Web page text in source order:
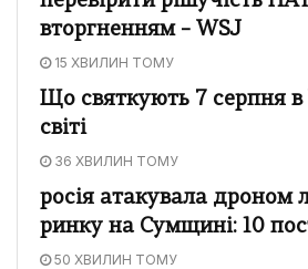
вторгненням – WSJ
15 ХВИЛИН ТОМУ
Що святкують 7 серпня в
світі
36 ХВИЛИН ТОМУ
росія атакувала дроном
ринку на Сумщині: 10
50 ХВИЛИН ТОМУ